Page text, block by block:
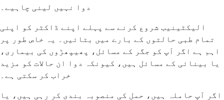
دوا نہیں لینی چاہیے۔
الیکٹینیب شروع کرنے سے پہلے اپنے ڈاکٹر کو اپنی
تمام طبی حالتوں کے بارے میں بتائیں۔ یہ خاص طور پر
اہم ہے اگر آپ کو جگر کے مسائل، پھیپھڑوں کی بیماری،
یا بینائی کے مسائل ہیں، کیونکہ دوا ان حالات کو مزید
خراب کر سکتی ہے۔
اگر آپ حاملہ ہیں، حمل کی منصوبہ بندی کر رہی ہیں، یا